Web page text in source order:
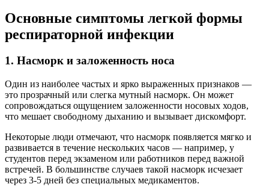
Основные симптомы легкой формы
респираторной инфекции
1. Насморк и заложенность носа
Один из наиболее частых и ярко выраженных признаков —
это прозрачный или слегка мутный насморк. Он может
сопровождаться ощущением заложенности носовых ходов,
что мешает свободному дыханию и вызывает дискомфорт.
Некоторые люди отмечают, что насморк появляется мягко и
развивается в течение нескольких часов — например, у
студентов перед экзаменом или работников перед важной
встречей. В большинстве случаев такой насморк исчезает
через 3-5 дней без специальных медикаментов.